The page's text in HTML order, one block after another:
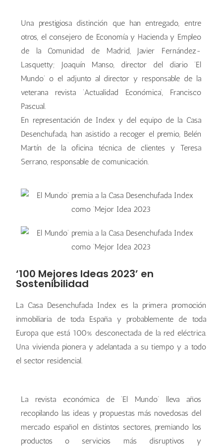
Una prestigiosa distinción que han entregado, entre
otros, el consejero de Economía y Hacienda y Empleo
de la Comunidad de Madrid, Javier Fernández-
Lasquetty; Joaquín Manso, director del diario ‘El
Mundo’ o el adjunto al director y responsable de la
veterana revista ‘Actualidad Económica’, Francisco
Pascual.
En representación de Index y del equipo de la Casa
Desenchufada, han asistido a recoger el premio, Belén
Martín de la oficina técnica de clientes y Teresa
Serrano, responsable de comunicación.
‘100 Mejores Ideas 2023’ en
Sostenibilidad
La Casa Desenchufada Index es la primera promoción
inmobiliaria de toda España y probablemente de toda
Europa que está 100% desconectada de la red eléctrica.
Una vivienda pionera y adelantada a su tiempo y a todo
el sector residencial.
La revista económica de ‘El Mundo’ lleva años
recopilando las ideas y propuestas más novedosas del
mercado español en distintos sectores, premiando los
productos o servicios más disruptivos y